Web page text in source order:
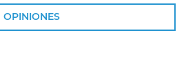
OPINIONES